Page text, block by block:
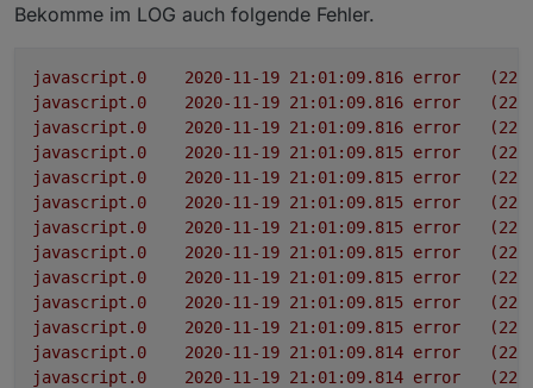
Bekomme im LOG auch folgende Fehler.
javascript.0 error
javascript.0
error
javascript.0
error
javascript.0
error
javascript.0
error
javascript.0
error
javascript.0
error
javascript.0
error
javascript.0
error
javascript.0
error
javascript.0
error
javascript.0
error
javascript.0
error